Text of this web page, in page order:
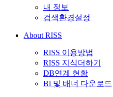
내 정보
검색환경설정
About RISS
RISS 이용방법
RISS 지식더하기
DB연계 현황
BI 및 배너 다운로드